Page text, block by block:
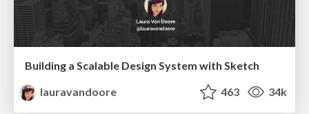
Building a Scalable Design System with Sketch
lauravandoore
463 34k